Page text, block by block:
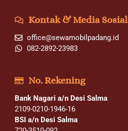
Kontak & Media Sosial
office@sewamobilpadang.id
082-2892-23983
No. Rekening
Bank Nagari a/n Desi Salma
2109-0210-1946-16
BSI a/n Desi Salma